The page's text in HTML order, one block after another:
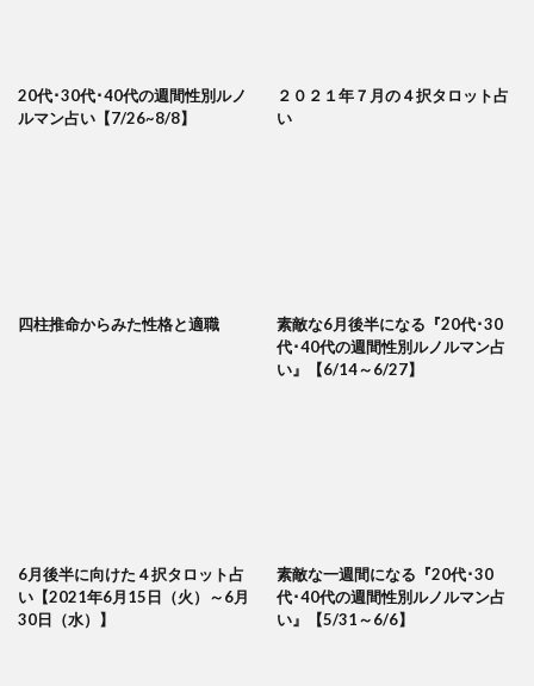
20代･30代･40代の週間性別ルノ
ルマン占い【7/26~8/8】
２０２１年７月の４択タロット占
い
四柱推命からみた性格と適職
素敵な6月後半になる『20代･30
代･40代の週間性別ルノルマン占
い』【6/14～6/27】
6月後半に向けた４択タロット占
い【2021年6月15日（火）～6月
30日（水）】
素敵な一週間になる『20代･30
代･40代の週間性別ルノルマン占
い』【5/31～6/6】